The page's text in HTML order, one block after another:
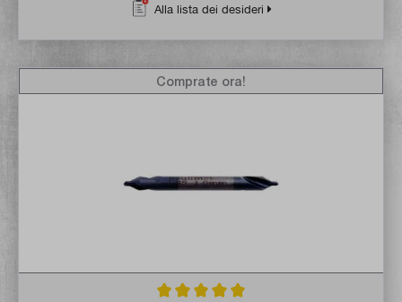
Alla lista dei desideri
Comprate ora!